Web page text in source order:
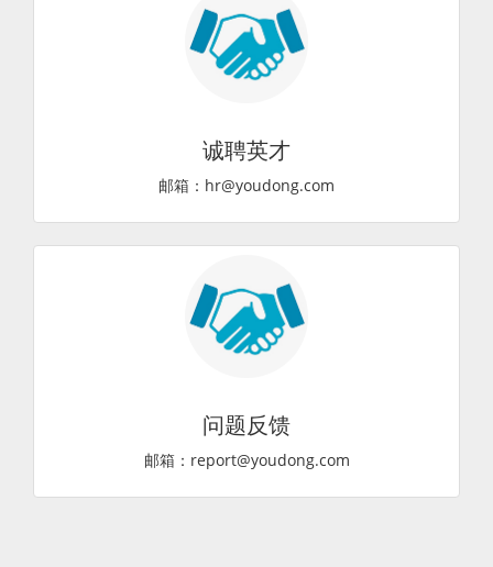
诚聘英才
邮箱：hr@youdong.com
问题反馈
邮箱：report@youdong.com